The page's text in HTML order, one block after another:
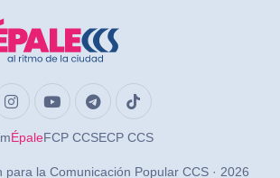
ÉpaleFCP CCSECP CCS
para la Comunicación Popular CCS · 2026